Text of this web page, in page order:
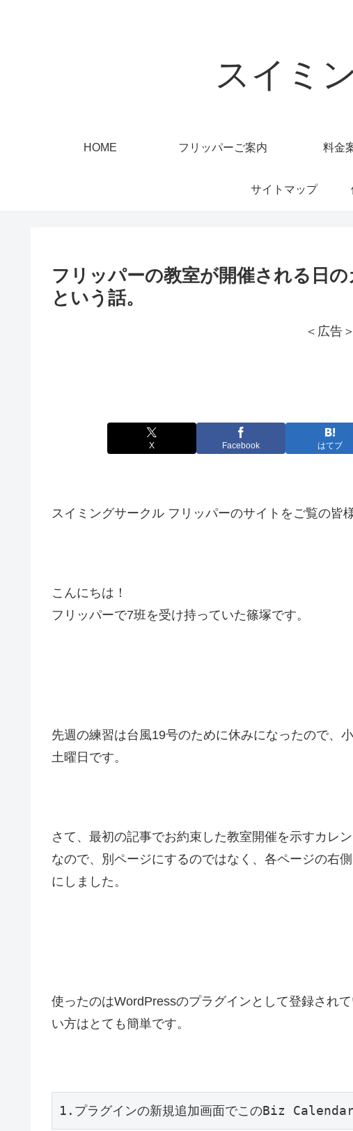
スイミ
HOME フリッパーご案内 料金
サイトマップ
フリッパーの教室が開催される日
という話。
＜広告＞
X Facebook はてブ
スイミングサークル フリッパーのサイトをご覧の皆
こんにちは！
フリッパーで7班を受け持っていた篠塚です。
先週の練習は台風19号のために休みになったので、
土曜日です。
さて、最初の記事でお約束した教室開催を示すカレ
なので、別ページにするのではなく、各ページの右
にしました。
使ったのはWordPressのプラグインとして登録され
い方はとても簡単です。
1.プラグインの新規追加画面でこのBiz Calendar